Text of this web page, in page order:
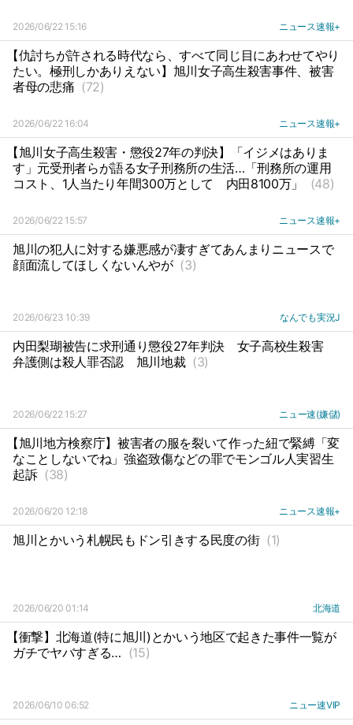
2026/06/22 15:16 ニュース速報+
【仇討ちが許される時代なら、すべて同じ目にあわせてやり
たい。極刑しかありえない】旭川女子高生殺害事件、被害
者母の悲痛 (72)
2026/06/22 16:04 ニュース速報+
【旭川女子高生殺害・懲役27年の判決】「イジメはありま
す」元受刑者らが語る女子刑務所の生活…「刑務所の運用
コスト、1人当たり年間300万として
内田8100万」 (48)
2026/06/22 15:57 ニュース速報+
旭川の犯人に対する嫌悪感が凄すぎてあんまりニュースで
顔面流してほしくないんやが (3)
2026/06/23 10:39 なんでも実況J
内田梨瑚被告に求刑通り懲役27年判決
女子高校生殺害
弁護側は殺人罪否認
旭川地裁 (3)
2026/06/22 15:27 ニュー速(嫌儲)
【旭川地方検察庁】被害者の服を裂いて作った紐で緊縛「変
なことしないでね」強盗致傷などの罪でモンゴル人実習生
起訴 (38)
2026/06/20 12:18 ニュース速報+
旭川とかいう札幌民もドン引きする民度の街 (1)
2026/06/20 01:14 北海道
【衝撃】北海道(特に旭川)とかいう地区で起きた事件一覧が
ガチでヤバすぎる… (15)
2026/06/10 06:52 ニュー速VIP